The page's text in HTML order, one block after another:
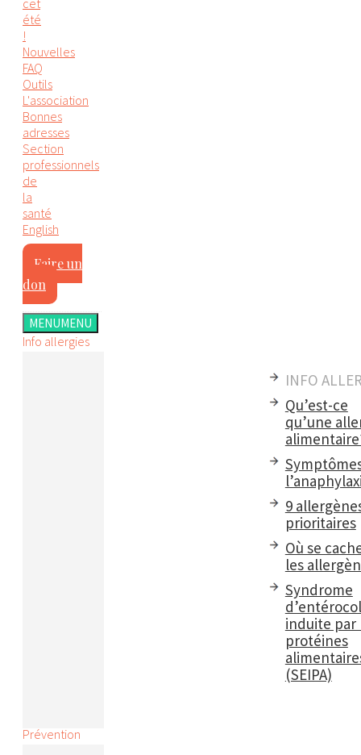
cet
été
!
Nouvelles
FAQ
Outils
L'association
Bonnes
adresses
Section
professionnels
de
la
santé
English
Faire un
don
MENUMENU
Info allergies
INFO
Qu’est-ce
qu’une
9
prioritaires
Où se
les
Syndrome
induite par
protéines
(SEIPA)
Prévention